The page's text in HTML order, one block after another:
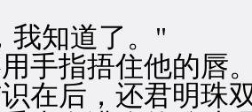
知道了。"
指捂住他的唇。
后，还君明珠双